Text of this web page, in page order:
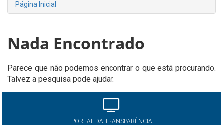
Página Inicial
Nada Encontrado
Parece que não podemos encontrar o que está procurando.
Talvez a pesquisa pode ajudar.
PORTAL DA TRANSPARÊNCIA